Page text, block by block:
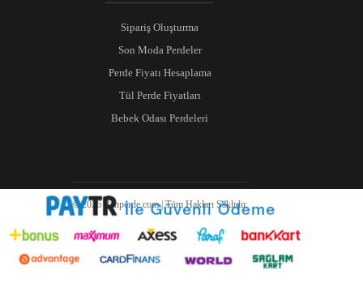
Sipariş Oluşturma
Son Moda Perdeler
Perde Fiyatı Hesaplama
Tül Perde Fiyatları
Bebek Odası Perdeleri
© 2026 Ranperde.com | Tüm Hakları Saklıdır.